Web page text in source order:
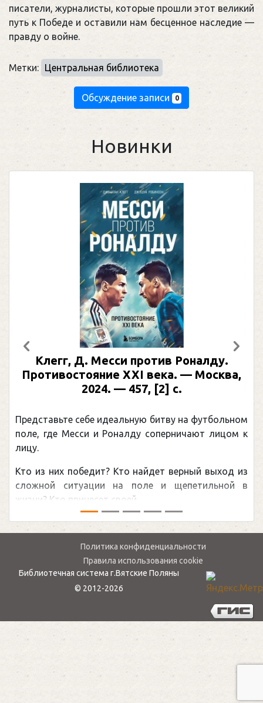
писатели, журналисты, которые прошли этот великий
путь к Победе и оставили нам бесценное наследие —
правду о войне.
Метки: Центральная библиотека
Обсуждение записи 0
Новинки
Клегг, Д. Месси против Роналду.
Противостояние XXI века. — Москва,
2024. — 457, [2] с.
Представьте себе идеальную битву на футбольном
поле, где Месси и Роналду соперничают лицом к
лицу.
Кто из них победит? Кто найдет верный выход из
сложной ситуации на поле и щепетильной в
жизни? Кто принесет своей ...
Предыдущий
Политика конфиденциальности
Правила использования cookie
Библиотечная система г.Вятские Поляны
© 2012-2026